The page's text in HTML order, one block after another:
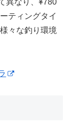
異なり、¥780
ティングタイ
々な釣り環境